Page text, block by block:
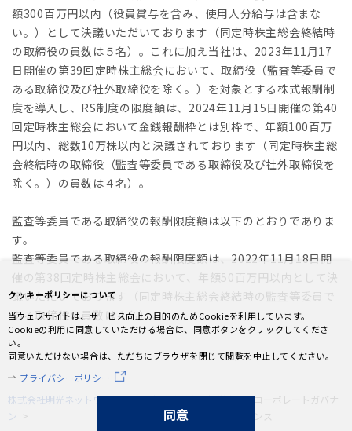
額300百万円以内（役員賞与を含み、使用人分給与は含まな
い。）として決議いただいております（同定時株主総会終結時
の取締役の員数は５名）。これに加え当社は、2023年11月17
日開催の第39回定時株主総会において、取締役（監査等委員で
ある取締役及び社外取締役を除く。）を対象とする株式報酬制
度を導入し、RS制度の限度額は、2024年11月15日開催の第40
回定時株主総会において金銭報酬枠とは別枠で、年額100百万
円以内、総数10万株以内と決議されております（同定時株主総
会終結時の取締役（監査等委員である取締役及び社外取締役を
除く。）の員数は４名）。
監査等委員である取締役の報酬限度額は以下のとおりでありま
す。
監査等委員である取締役の報酬限度額は、2022年11月18日開
催の第38回定時株主総会において、年額50百万円以内として決
議いただいております（同定時株主総会終結時の監査等委員で
ある取締役の員数は４名）。
株式会社明光ネットワークジャパ
ン
投資家情報 経営方針
コーポレートガバナ
ンス
クッキーポリシーについて
当ウェブサイトは、サービス向上の目的のためCookieを利用しています。
Cookieの利用に同意していただける場合は、同意ボタンをクリックしてくださ
い。
同意いただけない場合は、ただちにブラウザを閉じて閲覧を中止してください。
プライバシーポリシー
同意